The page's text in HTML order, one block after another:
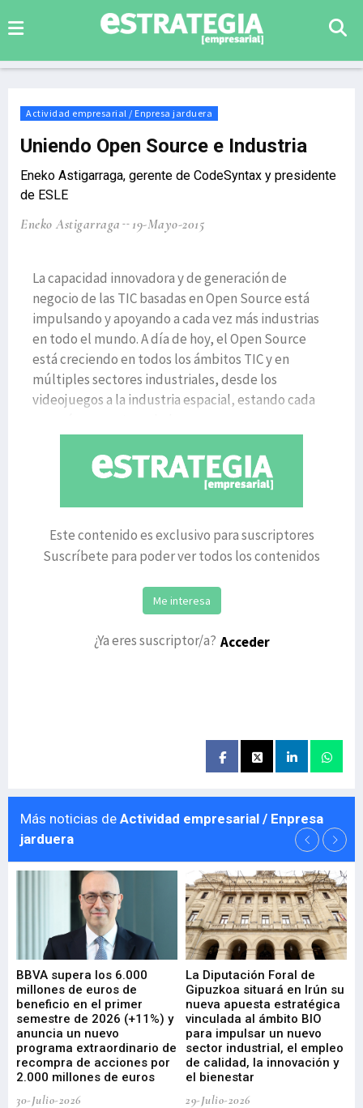
Actividad empresarial / Enpresa jarduera
Uniendo Open Source e Industria
Eneko Astigarraga, gerente de CodeSyntax y presidente
de ESLE
Eneko Astigarraga 19-Mayo-2015
La capacidad innovadora y de generación de
negocio de las TIC basadas en Open Source está
impulsando y apoyando a cada vez más industrias
en todo el mundo. A día de hoy, el Open Source
está creciendo en todos los ámbitos TIC y en
múltiples sectores industriales, desde los
videojuegos a la industria espacial, estando cada
Este contenido es exclusivo para suscriptores
Suscríbete para poder ver todos los contenidos
Me interesa
¿Ya eres suscriptor/a? Acceder
Más noticias de Actividad empresarial / Enpresa
jarduera
BBVA supera los 6.000
millones de euros de
beneficio en el primer
semestre de 2026 (+11%) y
anuncia un nuevo
programa extraordinario de
recompra de acciones por
2.000 millones de euros
30-Julio-2026
La Diputación Foral de
Gipuzkoa situará en Irún su
nueva apuesta estratégica
vinculada al ámbito BIO
para impulsar un nuevo
sector industrial, el empleo
de calidad, la innovación y
el bienestar
29-Julio-2026